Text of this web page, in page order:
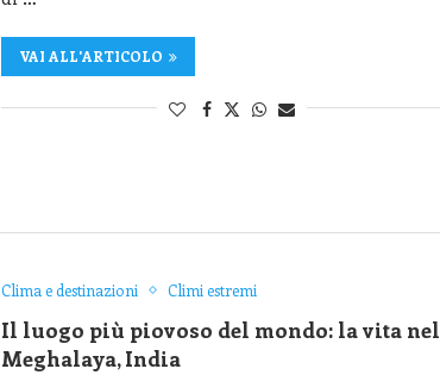
VAI ALL'ARTICOLO
Clima e destinazioni Climi estremi
Il luogo più piovoso del mondo: la vita nel
Meghalaya, India